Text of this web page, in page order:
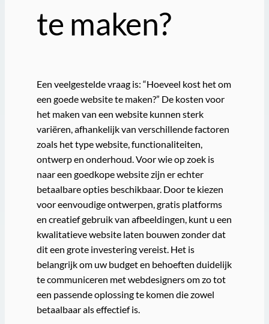
te maken?
Een veelgestelde vraag is: “Hoeveel kost het om
een goede website te maken?” De kosten voor
het maken van een website kunnen sterk
variëren, afhankelijk van verschillende factoren
zoals het type website, functionaliteiten,
ontwerp en onderhoud. Voor wie op zoek is
naar een goedkope website zijn er echter
betaalbare opties beschikbaar. Door te kiezen
voor eenvoudige ontwerpen, gratis platforms
en creatief gebruik van afbeeldingen, kunt u een
kwalitatieve website laten bouwen zonder dat
dit een grote investering vereist. Het is
belangrijk om uw budget en behoeften duidelijk
te communiceren met webdesigners om zo tot
een passende oplossing te komen die zowel
betaalbaar als effectief is.